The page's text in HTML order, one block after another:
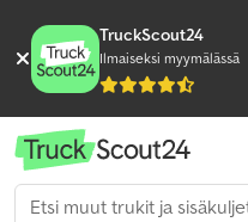
TruckScout24
Ilmaiseksi myymälässä